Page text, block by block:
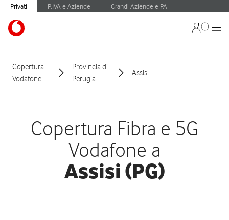
Privati P.IVA e Aziende Grandi Aziende e PA
Copertura
Vodafone
Provincia di
Perugia
Assisi
Copertura Fibra e 5G
Vodafone a
Assisi (PG)